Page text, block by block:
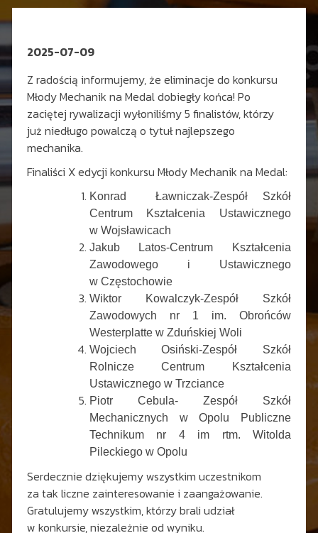
2025-07-09
Z radością informujemy, że eliminacje do konkursu
Młody Mechanik na Medal dobiegły końca! Po
zaciętej rywalizacji wyłoniliśmy 5 finalistów, którzy
już niedługo powalczą o tytuł najlepszego
mechanika.
Finaliści X edycji konkursu Młody Mechanik na Medal:
Konrad Ławniczak-Zespół Szkół
Centrum Kształcenia Ustawicznego
w Wojsławicach
Jakub Latos-Centrum Kształcenia
Zawodowego i Ustawicznego
w Częstochowie
Wiktor Kowalczyk-Zespół Szkół
Zawodowych nr 1 im. Obrońców
Westerplatte w Zduńskiej Woli
Wojciech Osiński-Zespół Szkół
Rolnicze Centrum Kształcenia
Ustawicznego w Trzciance
Piotr Cebula- Zespół Szkół
Mechanicznych w Opolu Publiczne
Technikum nr 4 im rtm. Witolda
Pileckiego w Opolu
Serdecznie dziękujemy wszystkim uczestnikom
za tak liczne zainteresowanie i zaangażowanie.
Gratulujemy wszystkim, którzy brali udział
w konkursie, niezależnie od wyniku.